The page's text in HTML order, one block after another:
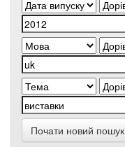
Почати новий пошук